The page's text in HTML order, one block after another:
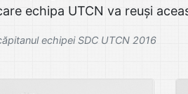
echipa UTCN va reuși
echipei SDC UTCN 2016